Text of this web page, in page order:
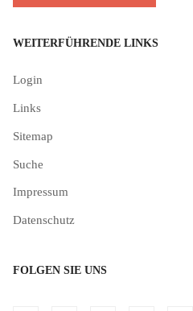
WEITERFÜHRENDE LINKS
Login
Links
Sitemap
Suche
Impressum
Datenschutz
FOLGEN SIE UNS